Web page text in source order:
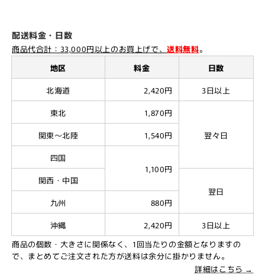
配送料金・日数
商品代合計：33,000円以上のお買上げで、送料無料。
地区
料金
日数
北海道
2,420円
3日以上
東北
1,870円
翌々日
関東～北陸
1,540円
四国
1,100円
関西・中国
翌日
九州
880円
沖縄
2,420円
3日以上
商品の個数・大きさに関係なく、1回当たりの金額となりますの
で、まとめてご注文された方が送料は余分に掛かりません。
詳細はこちら →